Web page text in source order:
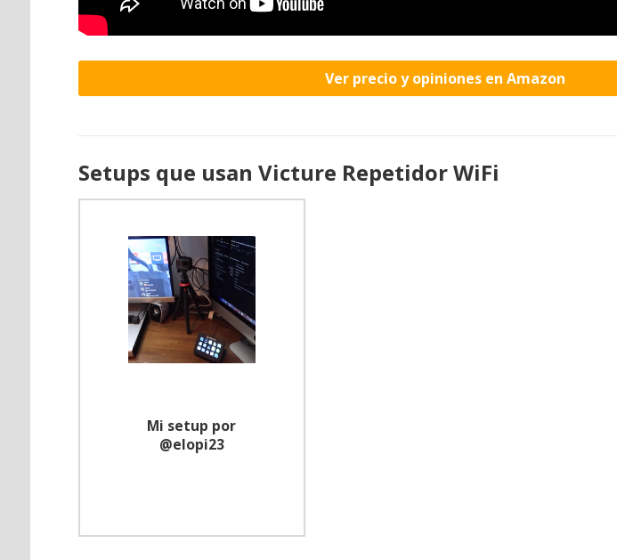
Ver precio y opiniones en Amazon
Setups que usan Victure Repetidor WiFi
Mi setup por
@elopi23